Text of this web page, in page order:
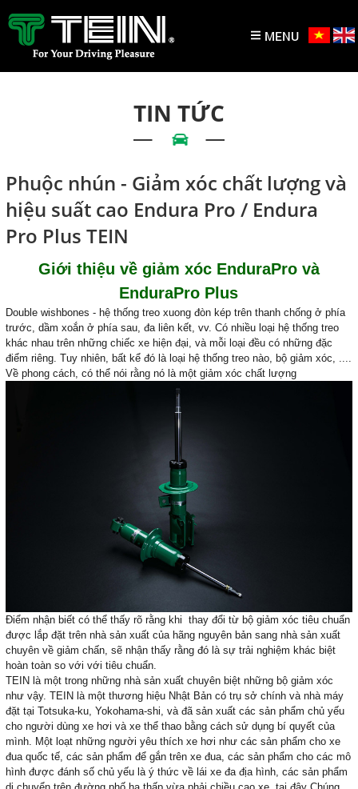
MENU
TIN TỨC
Phuộc nhún - Giảm xóc chất lượng và
hiệu suất cao Endura Pro / Endura
Pro Plus TEIN
Giới thiệu về giảm xóc EnduraPro và
EnduraPro Plus
Double wishbones - hệ thống treo xuong đòn kép trên thanh chống ở phía
trước, dầm xoắn ở phía sau, đa liên kết, vv. Có nhiều loại hệ thống treo
khác nhau trên những chiếc xe hiện đại, và mỗi loại đều có những đặc
điểm riêng. Tuy nhiên, bất kể đó là loại hệ thống treo nào, bộ giảm xóc, ....
Về phong cách, có thể nói rằng nó là một giảm xóc chất lượng
Điểm nhận biết có thể thấy rõ rằng khi thay đổi từ bộ giảm xóc tiêu chuẩn
được lắp đặt trên nhà sản xuất của hãng nguyên bản sang nhà sản xuất
chuyên về giảm chấn, sẽ nhận thấy rằng đó là sự trải nghiệm khác biệt
hoàn toàn so với với tiêu chuẩn.
TEIN là một trong những nhà sản xuất chuyên biệt những bộ giảm xóc
như vậy. TEIN là một thương hiệu Nhật Bản có trụ sở chính và nhà máy
đặt tại Totsuka-ku, Yokohama-shi, và đã sản xuất các sản phẩm chủ yếu
cho người dùng xe hơi và xe thể thao bằng cách sử dụng bí quyết của
mình. Một loạt những người yêu thích xe hơi như các sản phẩm cho xe
đua quốc tế, các sản phẩm để gắn trên xe đua, các sản phẩm cho các mô
hình được đánh số chủ yếu là ý thức về lái xe đa địa hình, các sản phẩm